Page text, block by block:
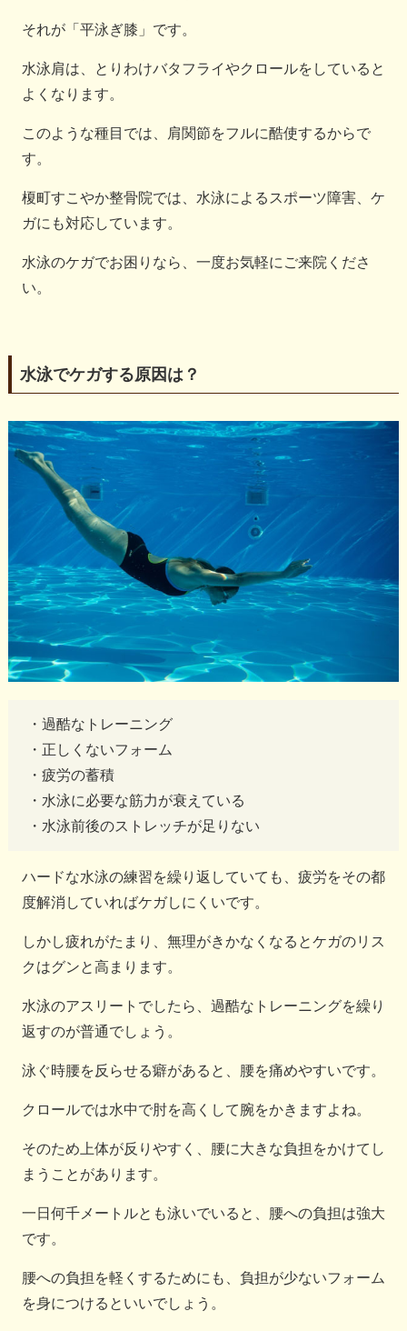
それが「平泳ぎ膝」です。
水泳肩は、とりわけバタフライやクロールをしていると
よくなります。
このような種目では、肩関節をフルに酷使するからで
す。
榎町すこやか整骨院では、水泳によるスポーツ障害、ケ
ガにも対応しています。
水泳のケガでお困りなら、一度お気軽にご来院くださ
い。
水泳でケガする原因は？
・過酷なトレーニング
・正しくないフォーム
・疲労の蓄積
・水泳に必要な筋力が衰えている
・水泳前後のストレッチが足りない
ハードな水泳の練習を繰り返していても、疲労をその都
度解消していればケガしにくいです。
しかし疲れがたまり、無理がきかなくなるとケガのリス
クはグンと高まります。
水泳のアスリートでしたら、過酷なトレーニングを繰り
返すのが普通でしょう。
泳ぐ時腰を反らせる癖があると、腰を痛めやすいです。
クロールでは水中で肘を高くして腕をかきますよね。
そのため上体が反りやすく、腰に大きな負担をかけてし
まうことがあります。
一日何千メートルとも泳いでいると、腰への負担は強大
です。
腰への負担を軽くするためにも、負担が少ないフォーム
を身につけるといいでしょう。